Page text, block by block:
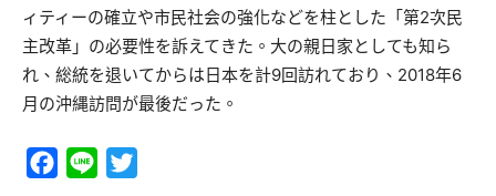
ィティーの確立や市民社会の強化などを柱とした「第2次民
主改革」の必要性を訴えてきた。大の親日家としても知ら
れ、総統を退いてからは日本を計9回訪れており、2018年6
月の沖縄訪問が最後だった。
Facebook
Line